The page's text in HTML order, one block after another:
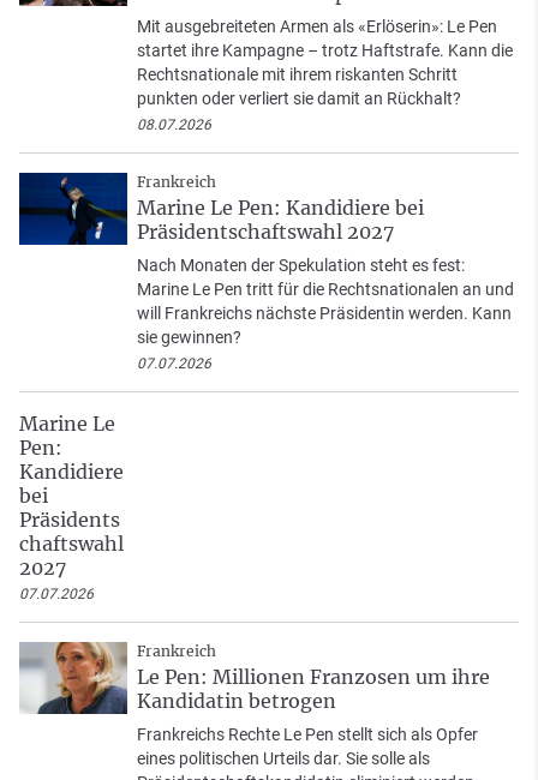
Mit ausgebreiteten Armen als «Erlöserin»: Le Pen
startet ihre Kampagne – trotz Haftstrafe. Kann die
Rechtsnationale mit ihrem riskanten Schritt
punkten oder verliert sie damit an Rückhalt?
08.07.2026
Frankreich
Marine Le Pen: Kandidiere bei
Präsidentschaftswahl 2027
Nach Monaten der Spekulation steht es fest:
Marine Le Pen tritt für die Rechtsnationalen an und
will Frankreichs nächste Präsidentin werden. Kann
sie gewinnen?
07.07.2026
Marine Le
Pen:
Kandidiere
bei
Präsidents
chaftswahl
2027
07.07.2026
Frankreich
Le Pen: Millionen Franzosen um ihre
Kandidatin betrogen
Frankreichs Rechte Le Pen stellt sich als Opfer
eines politischen Urteils dar. Sie solle als